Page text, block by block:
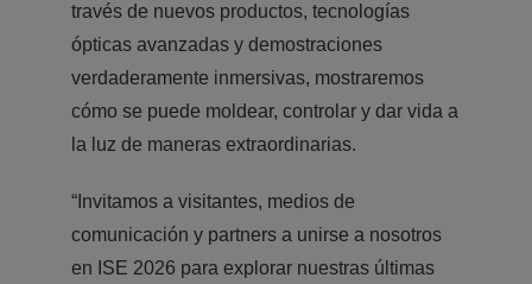
través de nuevos productos, tecnologías
ópticas avanzadas y demostraciones
verdaderamente inmersivas, mostraremos
cómo se puede moldear, controlar y dar vida a
la luz de maneras extraordinarias.
“Invitamos a visitantes, medios de
comunicación y partners a unirse a nosotros
en ISE 2026 para explorar nuestras últimas